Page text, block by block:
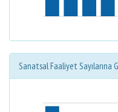
Sanatsal Faaliyet Sayılarına